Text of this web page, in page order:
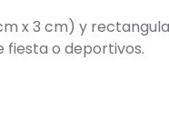
x 3 cm) y
fiesta o deportivos.